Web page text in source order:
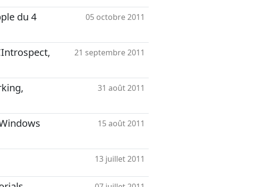
du 4 05 octobre 2011
21 septembre 2011
31 août 2011
15 août 2011
13 juillet 2011